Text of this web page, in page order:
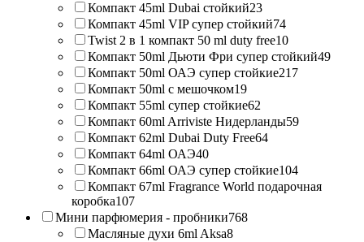
Компакт 45ml Dubai стойкий23
Компакт 45ml VIP супер стойкий74
Twist 2 в 1 компакт 50 ml duty free10
Компакт 50ml Дьюти Фри супер стойкий49
Компакт 50ml ОАЭ супер стойкие217
Компакт 50ml с мешочком19
Компакт 55ml супер стойкие62
Компакт 60ml Arriviste Нидерланды59
Компакт 62ml Dubai Duty Free64
Компакт 64ml ОАЭ40
Компакт 66ml ОАЭ супер стойкие104
Компакт 67ml Fragrance World подарочная
коробка107
Мини парфюмерия - пробники768
Масляные духи 6ml Aksa8